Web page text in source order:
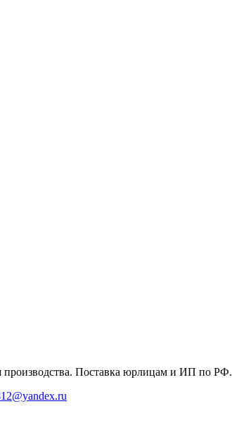
Поставка юрлицам и ИП по РФ.